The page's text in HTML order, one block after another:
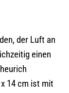
der Luft an
einen
14 cm ist mit